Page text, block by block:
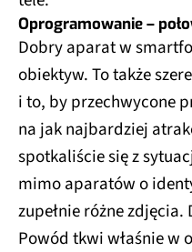
Oprogramowanie –
Dobry aparat w
obiektyw. To także
i to, by przechwycone
na jak najbardziej
spotkaliście się z
mimo aparatów o
zupełnie różne zdjęcia.
Powód tkwi właśnie w